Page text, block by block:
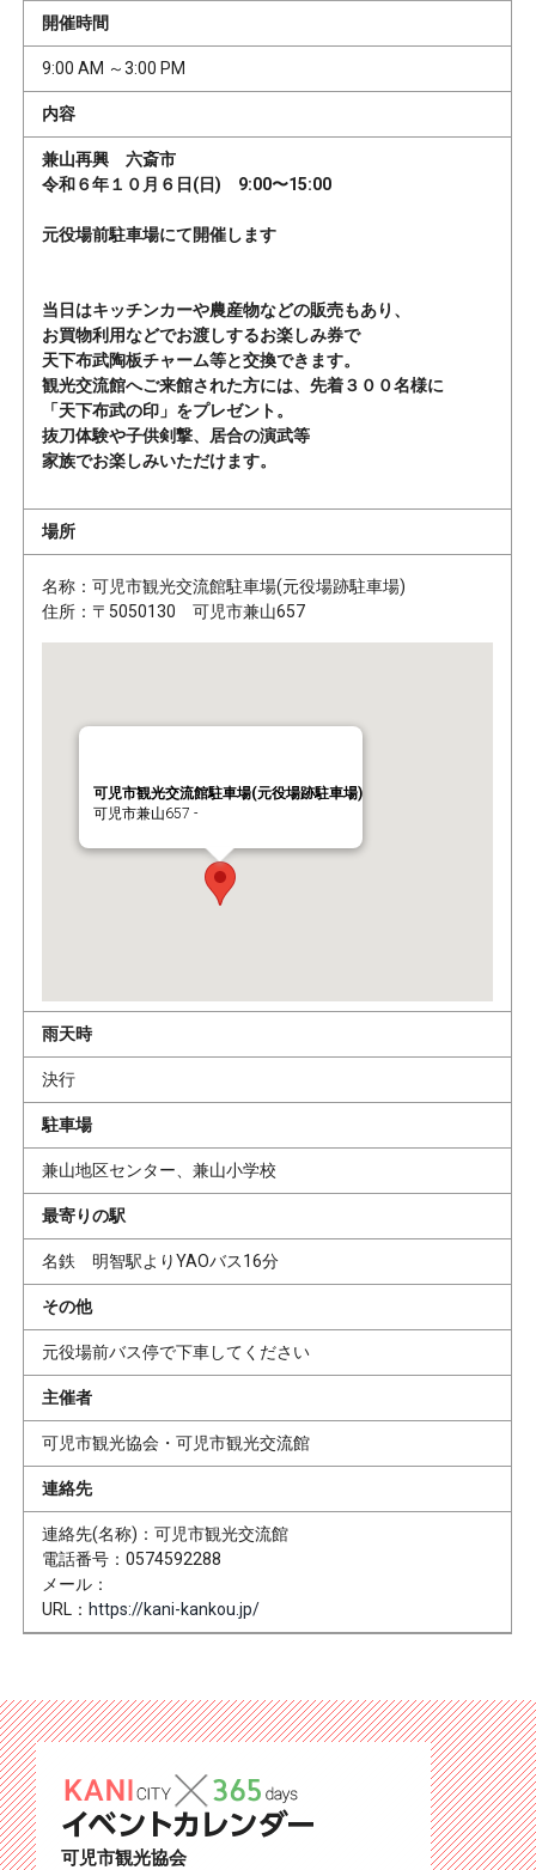
開催時間
9:00 AM ～3:00 PM
内容
兼山再興 六斎市
令和６年１０月６日(日) 9:00〜15:00
元役場前駐車場にて開催します
当日はキッチンカーや農産物などの販売もあり、
お買物利用などでお渡しするお楽しみ券で
天下布武陶板チャーム等と交換できます。
観光交流館へご来館された方には、先着３００名様に
「天下布武の印」をプレゼント。
抜刀体験や子供剣撃、居合の演武等
家族でお楽しみいただけます。
場所
名称：可児市観光交流館駐車場(元役場跡駐車場)
住所：〒5050130 可児市兼山657
可児市観光交流館駐車場(元役場跡駐車場)
可児市兼山657 -
雨天時
決行
駐車場
兼山地区センター、兼山小学校
最寄りの駅
名鉄 明智駅よりYAOバス16分
その他
元役場前バス停で下車してください
主催者
可児市観光協会・可児市観光交流館
連絡先
連絡先(名称)：可児市観光交流館
電話番号：0574592288
メール：
URL： https://kani-kankou.jp/
可児市観光協会